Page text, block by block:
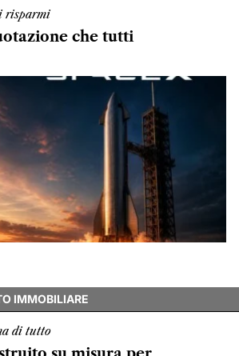
risparmi
che tutti
IMMOBILIARE
di tutto